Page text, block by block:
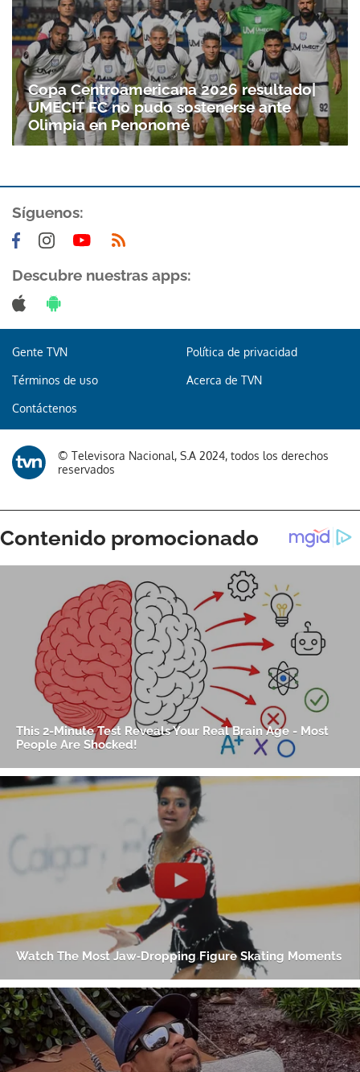
Copa Centroamericana 2026 resultado|
UMECIT FC no pudo sostenerse ante
Olimpia en Penonomé
Síguenos:
Descubre nuestras apps:
Gente TVN Política de privacidad
Términos de uso Acerca de TVN
Contáctenos
© Televisora Nacional, S.A 2024, todos los derechos
reservados